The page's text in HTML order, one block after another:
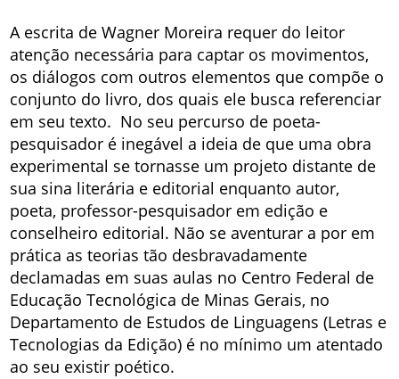
A escrita de Wagner Moreira requer do leitor
atenção necessária para captar os movimentos,
os diálogos com outros elementos que compõe o
conjunto do livro, dos quais ele busca referenciar
em seu texto. No seu percurso de poeta-
pesquisador é inegável a ideia de que uma obra
experimental se tornasse um projeto distante de
sua sina literária e editorial enquanto autor,
poeta, professor-pesquisador em edição e
conselheiro editorial. Não se aventurar a por em
prática as teorias tão desbravadamente
declamadas em suas aulas no Centro Federal de
Educação Tecnológica de Minas Gerais, no
Departamento de Estudos de Linguagens (Letras e
Tecnologias da Edição) é no mínimo um atentado
ao seu existir poético.